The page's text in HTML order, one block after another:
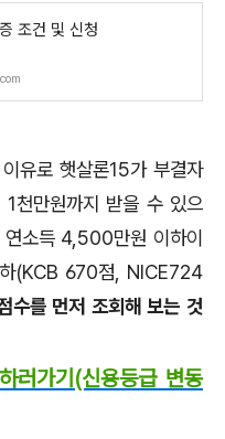
조건 및 신청
유로 햇살론15가 부결자
천만원까지 받을 수 있으
소득 4,500만원 이하이
(KCB 670점, NICE724
수를 먼저 조회해 보는 것
러가기(신용등급 변동